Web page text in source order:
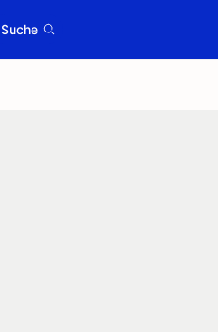
Suche